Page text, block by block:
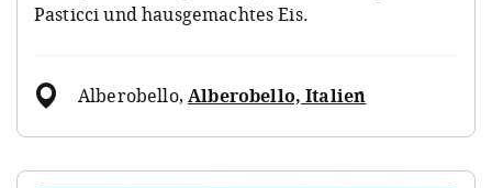
Pasticci und hausgemachtes Eis.
Alberobello,Alberobello, Italien